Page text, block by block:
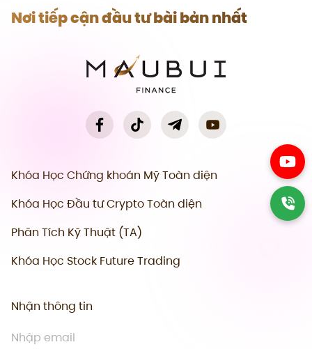
Nơi tiếp cận đầu tư bài bản nhất
Khóa Học Chứng khoán Mỹ Toàn diện
Khóa Học Đầu tư Crypto Toàn diện
Phân Tích Kỹ Thuật (TA)
Khóa Học Stock Future Trading
Nhận thông tin